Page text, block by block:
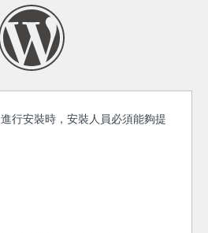
行安裝時，安裝人員必須能夠提